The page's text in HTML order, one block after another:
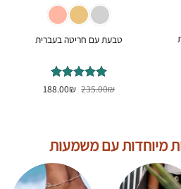
טבעת עם חריטה בעברית
דורג5 מתוך 235.00₪ המחיר
המקורי
188.00₪
מיוחדות עם משמעות